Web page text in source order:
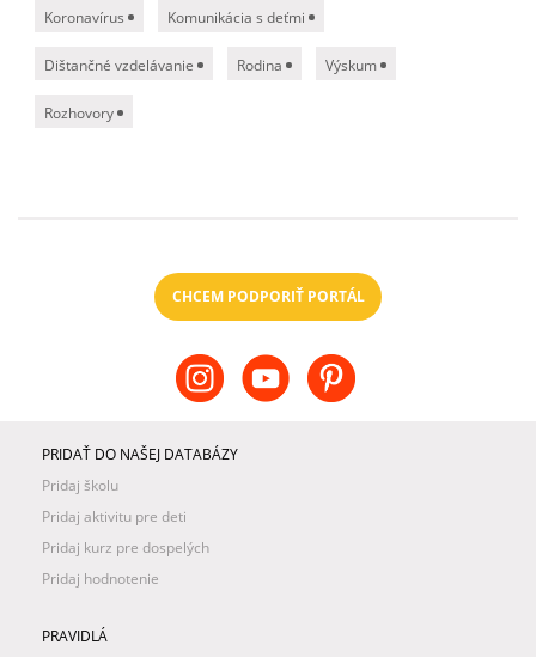
Koronavírus Komunikácia s deťmi
Dištančné vzdelávanie Rodina Výskum
Rozhovory
CHCEM PODPORIŤ PORTÁL
PRIDAŤ DO NAŠEJ DATABÁZY
Pridaj školu
Pridaj aktivitu pre deti
Pridaj kurz pre dospelých
Pridaj hodnotenie
PRAVIDLÁ